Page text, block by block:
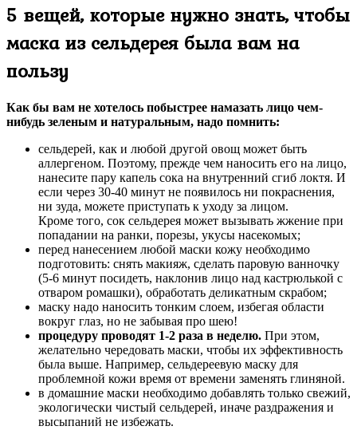
5 вещей, которые нужно знать, чтобы
маска из сельдерея была вам на
пользу
Как бы вам не хотелось побыстрее намазать лицо чем-
нибудь зеленым и натуральным, надо помнить:
сельдерей, как и любой другой овощ может быть
аллергеном. Поэтому, прежде чем наносить его на лицо,
нанесите пару капель сока на внутренний сгиб локтя. И
если через 30-40 минут не появилось ни покраснения,
ни зуда, можете приступать к уходу за лицом.
Кроме того, сок сельдерея может вызывать жжение при
попадании на ранки, порезы, укусы насекомых;
перед нанесением любой маски кожу необходимо
подготовить: снять макияж, сделать паровую ванночку
(5-6 минут посидеть, наклонив лицо над кастрюлькой с
отваром ромашки), обработать деликатным скрабом;
маску надо наносить тонким слоем, избегая области
вокруг глаз, но не забывая про шею!
процедуру проводят 1-2 раза в неделю. При этом,
желательно чередовать маски, чтобы их эффективность
была выше. Например, сельдереевую маску для
проблемной кожи время от времени заменять глиняной.
в домашние маски необходимо добавлять только свежий,
экологически чистый сельдерей, иначе раздражения и
высыпаний не избежать.